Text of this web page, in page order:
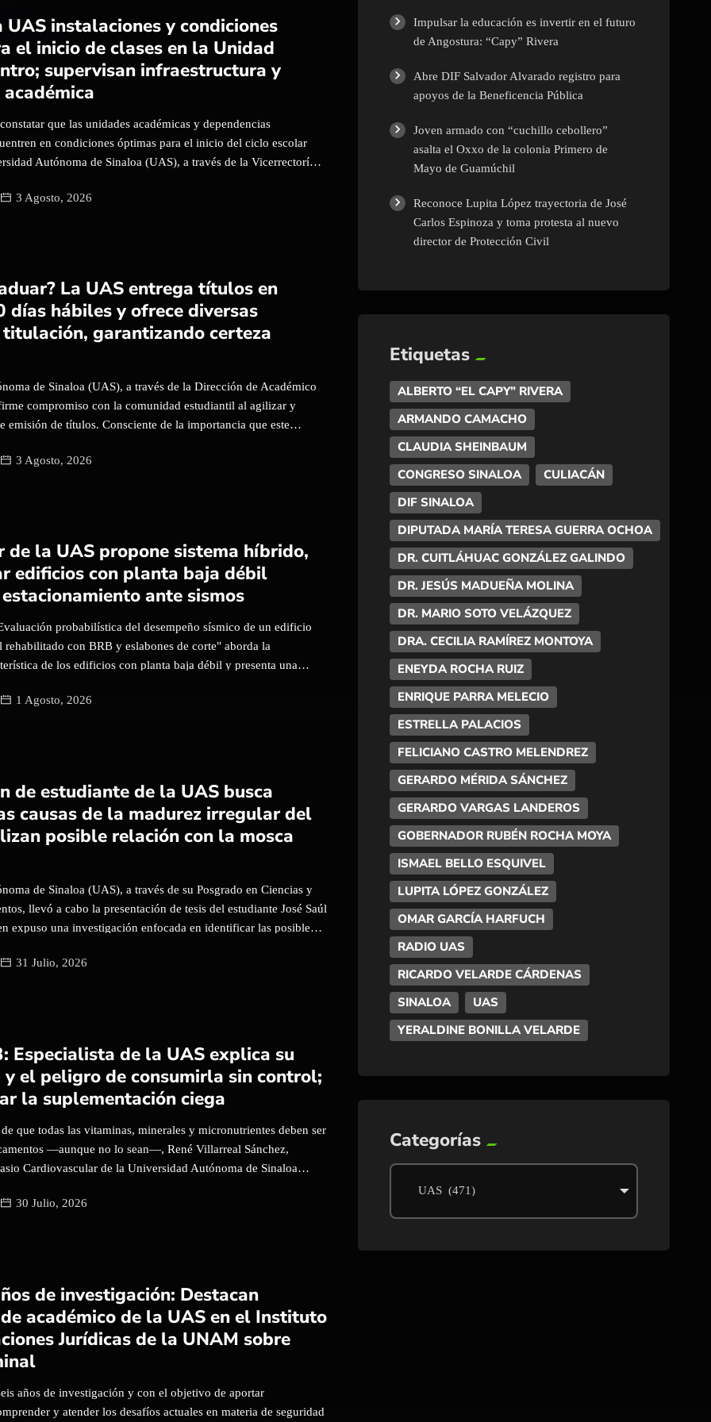
Policíaca
Política
Sin categoría
Sinaloa
con un sistema de georreferenciación donde, al entrar, los
la ubicación en tiempo real y lo informan a la dirección; en
de todo”, señaló. Explicó que el esquema se refuerza
instalaciones y condiciones
el inicio de clases en la Unidad
supervisan infraestructura y
que las unidades académicas y dependencias
en condiciones óptimas para el inicio del ciclo escolar
Autónoma de Sinaloa (UAS), a través de la Vicerrectoría
La iniciativa forma parte de una estrategia
de la Unidad Regional Centro, doctor Wenseslao Plata
dar seguimiento a las adecuaciones que se ejecutan en
el objetivo de que la comunidad estudiantil encuentre las
para su formación. Durante la visita, […]
3 Agosto, 2026
La UAS entrega títulos en
días hábiles y ofrece diversas
titulación, garantizando certeza
de Sinaloa (UAS), a través de la Dirección de Académico
compromiso con la comunidad estudiantil al agilizar y
emisión de títulos. Consciente de la importancia que este
calidad, certificados por la norma ISO 9001, para garantizar un
rapidez, sino también en la transparencia y la certeza jurídica
maestrías y doctorados. "La Universidad ha trabajado
los trámites y asegurar que cada egresado reciba su […]
3 Agosto, 2026
de la UAS propone sistema híbrido,
edificios con planta baja débil
ante sismos
probabilística del desempeño sísmico de un edificio
rehabilitado con BRB y eslabones de corte" aborda la
de los edificios con planta baja débil y presenta una
a estacionamiento, informó Aarón Gutiérrez López, estudiante
son especialmente susceptibles por su baja resistencia y
en la cual la estructura fue reforzada mediante un sistema
para mejorar su desempeño sísmico. Sobre el sistema
López explicó que se utilizaron […]
1 Agosto, 2026
de estudiante de la UAS busca
causas de la madurez irregular del
posible relación con la mosca
de Sinaloa (UAS), a través de su Posgrado en Ciencias y
llevó a cabo la presentación de tesis del estudiante José Saúl
expuso una investigación enfocada en identificar las posibles
blanca que genera importantes pérdidas económicas en
blanca, con la aparición de la denominada madurez
internas que impiden su adecuado proceso de maduración.
que el tomate es uno de los cultivos de mayor importancia
[…]
31 Julio, 2026
Especialista de la UAS explica su
el peligro de consumirla sin control;
la suplementación ciega
que todas las vitaminas, minerales y micronutrientes deben ser
—aunque no lo sean—, René Villarreal Sánchez,
Cardiovascular de la Universidad Autónoma de Sinaloa
de las más importantes para el cuerpo humano. El especialista
al metabolismo, la salud cardiovascular, el cuidado de la piel y
en los alimentos que consumimos diariamente;
como la pechuga de pollo y pescados como el atún y el
no se limita a […]
30 Julio, 2026
de investigación: Destacan
académico de la UAS en el Instituto
Jurídicas de la UNAM sobre
años de investigación y con el objetivo de aportar
y atender los desafíos actuales en materia de seguridad
Impulsar la educación es invertir en el futuro
de Angostura: “Capy” Rivera
Abre DIF Salvador Alvarado registro para
apoyos de la Beneficencia Pública
Joven armado con “cuchillo cebollero”
asalta el Oxxo de la colonia Primero de
Mayo de Guamúchil
Reconoce Lupita López trayectoria de José
Carlos Espinoza y toma protesta al nuevo
director de Protección Civil
Etiquetas
ALBERTO “EL CAPY” RIVERA
ARMANDO CAMACHO
CLAUDIA SHEINBAUM
CONGRESO SINALOA
CULIACÁN
DIF SINALOA
DIPUTADA MARÍA TERESA GUERRA OCHOA
DR. CUITLÁHUAC GONZÁLEZ GALINDO
DR. JESÚS MADUEÑA MOLINA
DR. MARIO SOTO VELÁZQUEZ
DRA. CECILIA RAMÍREZ MONTOYA
ENEYDA ROCHA RUIZ
ENRIQUE PARRA MELECIO
ESTRELLA PALACIOS
FELICIANO CASTRO MELENDREZ
GERARDO MÉRIDA SÁNCHEZ
GERARDO VARGAS LANDEROS
GOBERNADOR RUBÉN ROCHA MOYA
ISMAEL BELLO ESQUIVEL
LUPITA LÓPEZ GONZÁLEZ
OMAR GARCÍA HARFUCH
RADIO UAS
RICARDO VELARDE CÁRDENAS
SINALOA
UAS
YERALDINE BONILLA VELARDE
Categorías